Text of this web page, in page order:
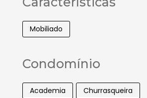
Mobiliado
Condomínio
Academia
Churrasqueira